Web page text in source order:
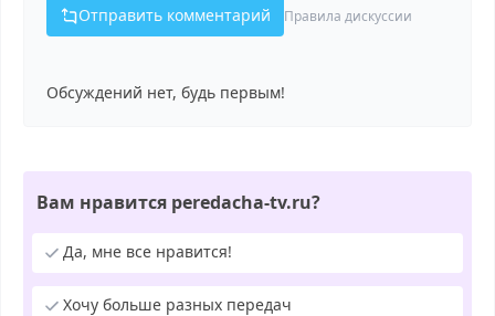
Отправить комментарий Правила дискуссии
Обсуждений нет, будь первым!
Вам нравится peredacha-tv.ru?
Да, мне все нравится!
Хочу больше разных передач